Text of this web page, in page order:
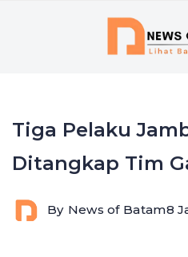
Tiga Pelaku
Ditangkap Tim
By News of Batam8